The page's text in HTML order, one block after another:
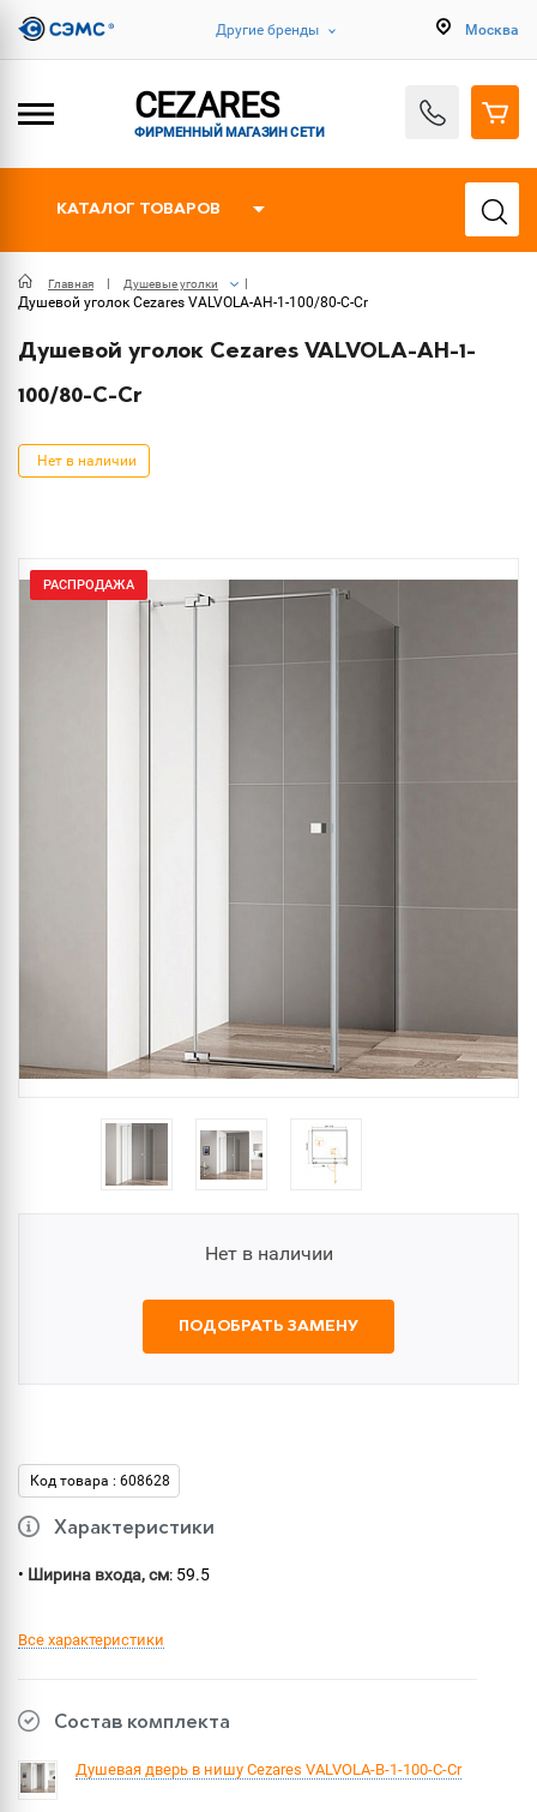
Другие бренды Москва
CEZARES
ФИРМЕННЫЙ МАГАЗИН СЕТИ
КАТАЛОГ ТОВАРОВ
Главная Душевые уголки
Душевой уголок Cezares VALVOLA-AH-1-100/80-C-Cr
Душевой уголок Cezares VALVOLA-AH-1-
100/80-C-Cr
Нет в наличии
РАСПРОДАЖА
Нет в наличии
ПОДОБРАТЬ ЗАМЕНУ
Код товара : 608628
Характеристики
• Ширина входа, см: 59.5
Все характеристики
Состав комплекта
Душевая дверь в нишу Cezares VALVOLA-B-1-100-C-Cr